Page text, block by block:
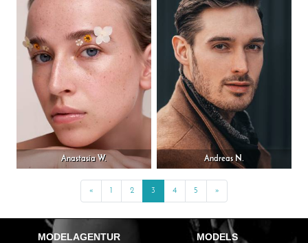
Anastasia W. Andreas N.
« 2 3 4 5 »
MODELAGENTUR MODELS